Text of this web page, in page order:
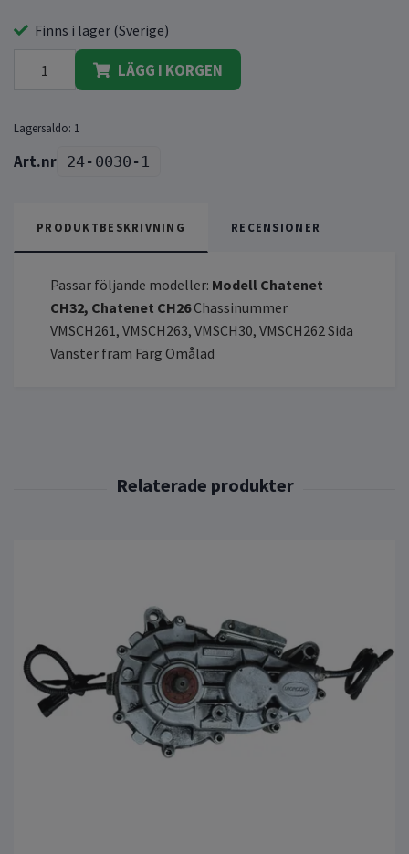
Finns i lager (Sverige)
LÄGG I KORGEN
Lagersaldo: 1
24-0030-1
PRODUKTBESKRIVNING RECENSIONER
Passar följande modeller: Modell Chatenet
CH32, Chatenet CH26Chassinummer
VMSCH261, VMSCH263, VMSCH30, VMSCH262 Sida
Vänster fram Färg Omålad